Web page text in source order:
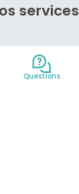
Questions
services